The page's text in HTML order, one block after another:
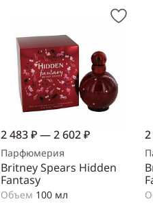
2 483 ₽ — 2 602 ₽
Парфюмерия
Britney Spears Hidden
Fantasy
Объем 100 мл